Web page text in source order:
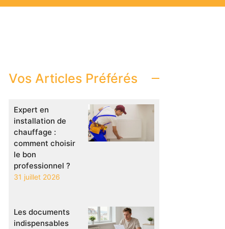
Vos Articles Préférés
Expert en
installation de
chauffage :
comment choisir
le bon
professionnel ?
31 juillet 2026
Les documents
indispensables